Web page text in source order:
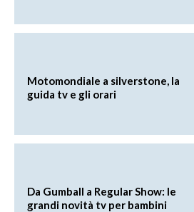
Motomondiale a silverstone, la
guida tv e gli orari
Da Gumball a Regular Show: le
grandi novità tv per bambini